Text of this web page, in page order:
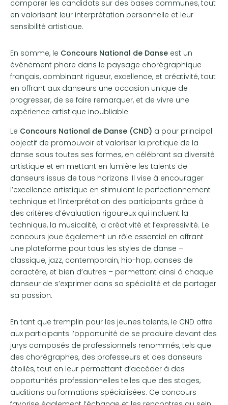
comparer les candidats sur des bases communes, tout
en valorisant leur interprétation personnelle et leur
sensibilité artistique.
En somme, le Concours National de Danse est un
événement phare dans le paysage chorégraphique
français, combinant rigueur, excellence, et créativité, tout
en offrant aux danseurs une occasion unique de
progresser, de se faire remarquer, et de vivre une
expérience artistique inoubliable.
Le Concours National de Danse (CND) a pour principal
objectif de promouvoir et valoriser la pratique de la
danse sous toutes ses formes, en célébrant sa diversité
artistique et en mettant en lumière les talents de
danseurs issus de tous horizons. Il vise à encourager
l’excellence artistique en stimulant le perfectionnement
technique et l’interprétation des participants grâce à
des critères d’évaluation rigoureux qui incluent la
technique, la musicalité, la créativité et l’expressivité. Le
concours joue également un rôle essentiel en offrant
une plateforme pour tous les styles de danse –
classique, jazz, contemporain, hip-hop, danses de
caractère, et bien d’autres – permettant ainsi à chaque
danseur de s’exprimer dans sa spécialité et de partager
sa passion.
En tant que tremplin pour les jeunes talents, le CND offre
aux participants l’opportunité de se produire devant des
jurys composés de professionnels renommés, tels que
des chorégraphes, des professeurs et des danseurs
étoilés, tout en leur permettant d’accéder à des
opportunités professionnelles telles que des stages,
auditions ou formations spécialisées. Ce concours